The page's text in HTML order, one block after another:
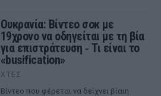
Ουκρανία: Βίντεο σοκ με
19χρονο να οδηγείται με τη βία
για επιστράτευση ‑ Τι είναι το
«busification»
ΧΤΕΣ
Βίντεο που φέρεται να δείχνει βίαιη